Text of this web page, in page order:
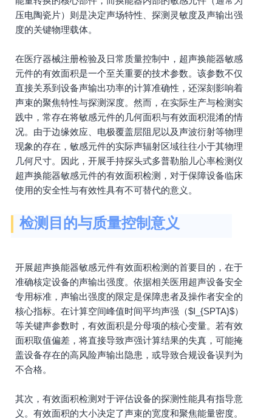
压电陶瓷片）则是决定声场特性、探测灵敏度及声输出强
度的关键物理载体。
在医疗器械注册检验及日常质量控制中，超声换能器敏感
元件的有效面积是一个至关重要的技术参数。该参数不仅
直接关系到设备声输出功率的计算准确性，还深刻影响着
声束的聚焦特性与探测深度。然而，在实际生产与检测实
践中，常存在将敏感元件的几何面积与有效面积混淆的情
况。由于边缘效应、电极覆盖层阻尼以及声波衍射等物理
现象的存在，敏感元件的实际声辐射区域往往小于其物理
几何尺寸。因此，开展手持探头式多普勒胎儿心率检测仪
超声换能器敏感元件的有效面积检测，对于保障设备临床
使用的安全性与有效性具有不可替代的意义。
检测目的与质量控制意义
开展超声换能器敏感元件有效面积检测的首要目的，在于
准确核定设备的声输出强度。依据相关医用超声设备安全
专用标准，声输出强度的限定是保障患者及操作者安全的
核心指标。在计算空间峰值时间平均声强（$I_{SPTA}$）
等关键声参数时，有效面积是分母项的核心变量。若有效
面积取值偏差，将直接导致声强计算结果的失真，可能掩
盖设备存在的高风险声输出隐患，或导致合规设备误判为
不合格。
其次，有效面积检测对于评估设备的探测性能具有指导意
义。有效面积的大小决定了声束的宽度和聚焦能量密度。